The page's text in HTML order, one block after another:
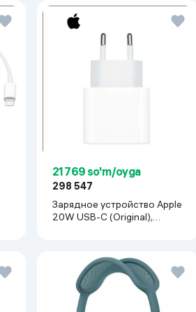
21 769 so'm/oyga
298 547
Зарядное устройство Apple
20W USB-C (Original),